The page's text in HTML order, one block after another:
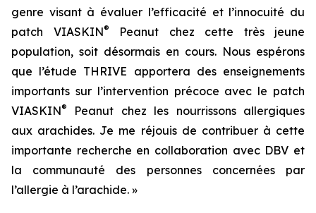
genre visant à évaluer l’efficacité et l’innocuité du
patch VIASKIN®
Peanut chez cette très jeune
population, soit désormais en cours. Nous espérons
que l’étude THRIVE apportera des enseignements
importants sur l’intervention précoce avec le patch
VIASKIN®
Peanut chez les nourrissons allergiques
aux arachides. Je me réjouis de contribuer à cette
importante recherche en collaboration avec DBV et
la communauté des personnes concernées par
l’allergie à l’arachide. »